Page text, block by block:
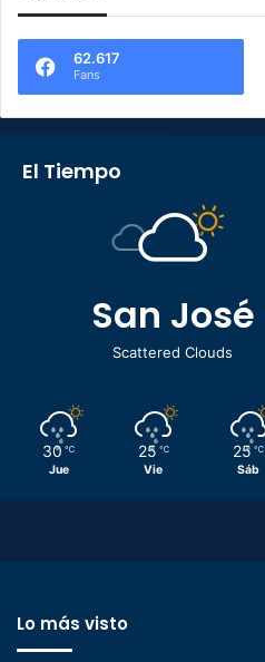
62.617
Fans
El Tiempo
San José
Scattered Clouds
30 ℃
Jue
25 ℃
Vie
25 ℃
Sáb
Lo más visto